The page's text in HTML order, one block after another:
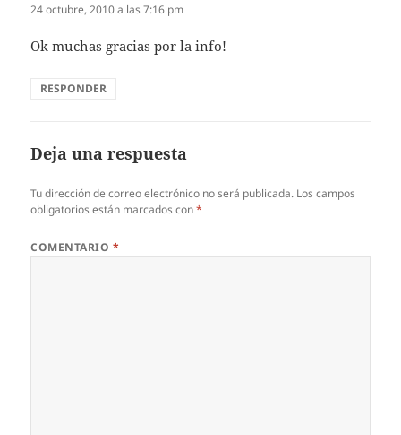
24 octubre, 2010 a las 7:16 pm
Ok muchas gracias por la info!
RESPONDER
Deja una respuesta
Tu dirección de correo electrónico no será publicada. Los campos
obligatorios están marcados con*
COMENTARIO *